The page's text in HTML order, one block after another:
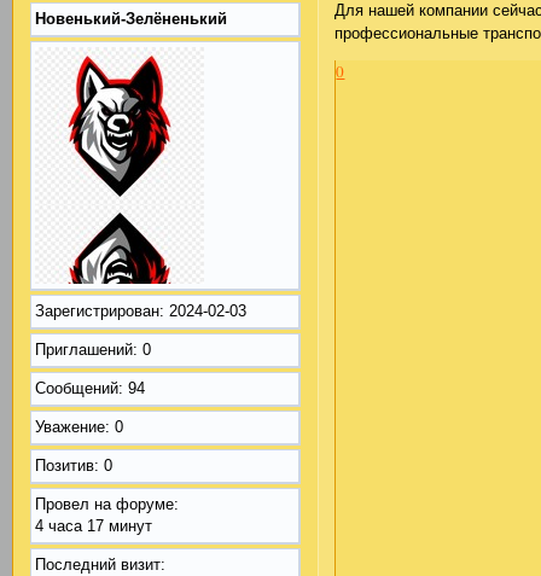
Новенький-Зелёненький
Зарегистрирован: 2024-02-03
Приглашений: 0
Сообщений: 94
Уважение: 0
Позитив: 0
Провел на форуме:
4 часа 17 минут
Последний визит:
Для нашей компании
профессиональные
0